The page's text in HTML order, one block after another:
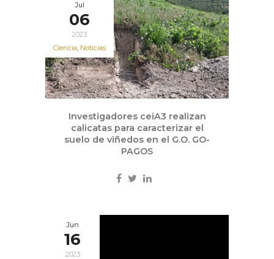
Jul
06
2023
Ciencia, Noticias
Investigadores ceiA3 realizan
calicatas para caracterizar el
suelo de viñedos en el G.O. GO-
PAGOS
Jun
16
2023